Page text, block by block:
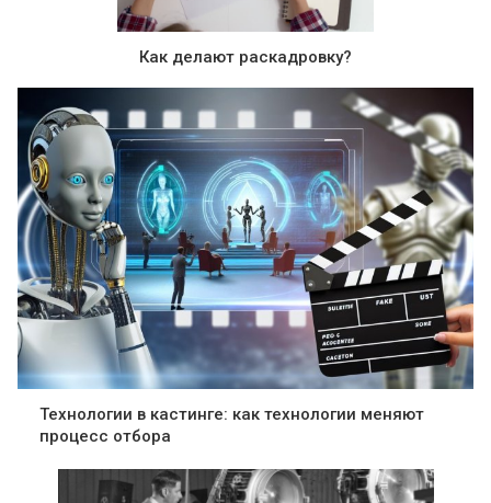
Как делают раскадровку?
Технологии в кастинге: как технологии меняют
процесс отбора